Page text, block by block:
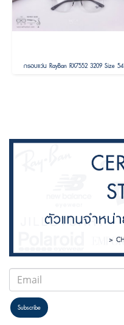
กรอบแว่น RayBan RX7552 3209 Size 54
Subscribe